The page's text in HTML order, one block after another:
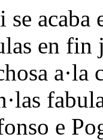
se
en
a·la
e